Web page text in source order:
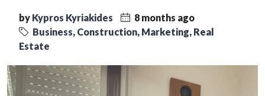
by Kypros Kyriakides
8 months ago
Business, Construction, Marketing, Real
Estate